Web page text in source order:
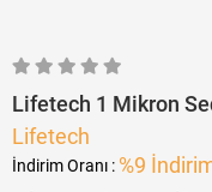
Lifetech 1 Mikron
Lifetech
İndirim Oranı : %9